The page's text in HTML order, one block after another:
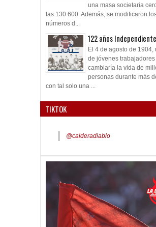
una masa societaria
las 130.600. Además, se modificaron
números d...
122 años Independiente
El 4 de agosto de 1904,
de jóvenes trabajadores
cambiaría la vida de
personas durante más
con tal solo una ...
TIKTOK
@calderadiablo